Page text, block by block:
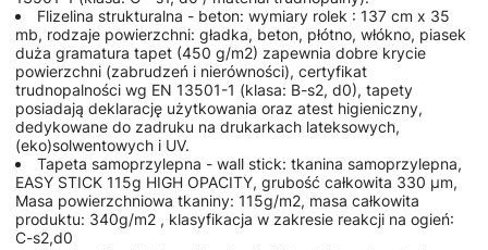
Flizelina strukturalna - beton: wymiary rolek : 137 cm x 35
mb, rodzaje powierzchni: gładka, beton, płótno, włókno, piasek
duża gramatura tapet (450 g/m2) zapewnia dobre krycie
powierzchni (zabrudzeń i nierówności), certyfikat
trudnopalności wg EN 13501-1 (klasa: B-s2, d0), tapety
posiadają deklarację użytkowania oraz atest higieniczny,
dedykowane do zadruku na drukarkach lateksowych,
(eko)solwentowych i UV.
Tapeta samoprzylepna - wall stick: tkanina samoprzylepna,
EASY STICK 115g HIGH OPACITY, grubość całkowita 330 µm,
Masa powierzchniowa tkaniny: 115g/m2, masa całkowita
produktu: 340g/m2 , klasyfikacja w zakresie reakcji na ogień:
C-s2,d0